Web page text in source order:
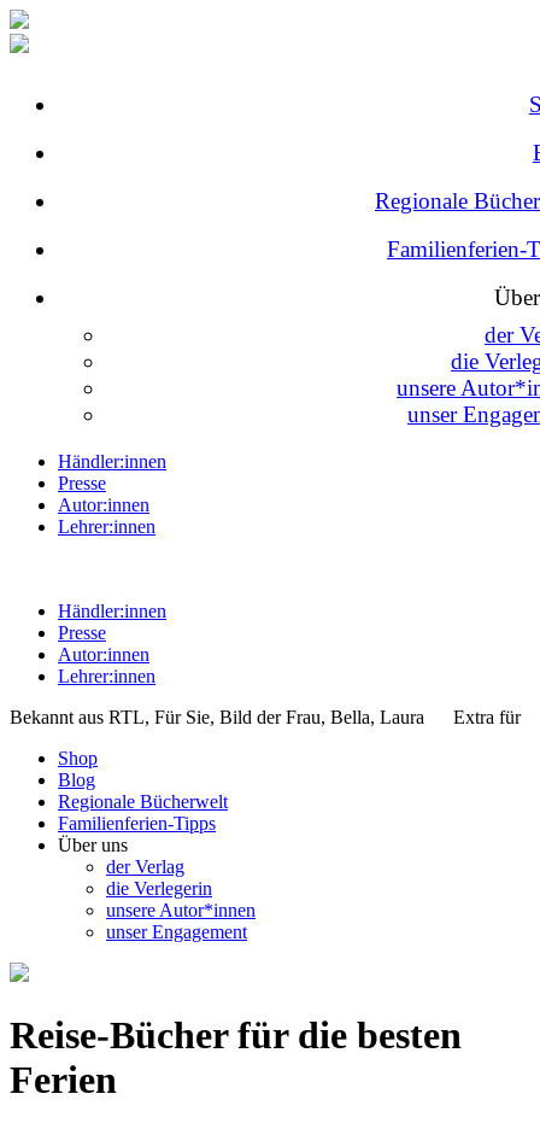
Regionale
Familienferien-
der
die
unsere
unser
Händler:innen
Presse
Autor:innen
Lehrer:innen
Händler:innen
Presse
Autor:innen
Lehrer:innen
Bekannt aus RTL, Für Sie, Bild der Frau, Bella, Laura Extra für
Shop
Blog
Regionale Bücherwelt
Familienferien-Tipps
Über uns
der Verlag
die Verlegerin
unsere Autor*innen
unser Engagement
Reise-Bücher für die besten
Ferien